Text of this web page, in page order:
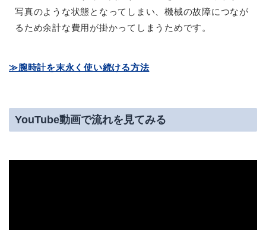
写真のような状態となってしまい、機械の故障につなが
るため余計な費用が掛かってしまうためです。
≫腕時計を末永く使い続ける方法
YouTube動画で流れを見てみる